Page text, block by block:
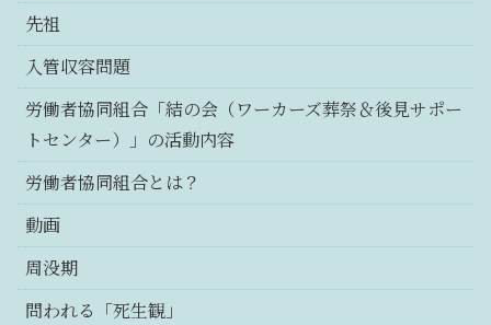
先祖
入管収容問題
労働者協同組合「結の会（ワーカーズ葬祭＆後見サポー
トセンター）」の活動内容
労働者協同組合とは？
動画
周没期
問われる「死生観」